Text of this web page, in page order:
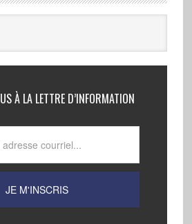
À LA LETTRE D’INFORMATION